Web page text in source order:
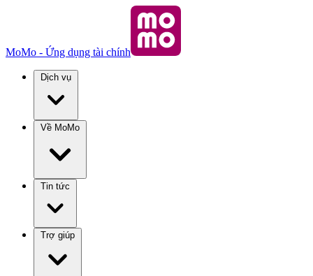
MoMo - Ứng dụng tài chính
Dịch vụ
Về MoMo
Tin tức
Trợ giúp